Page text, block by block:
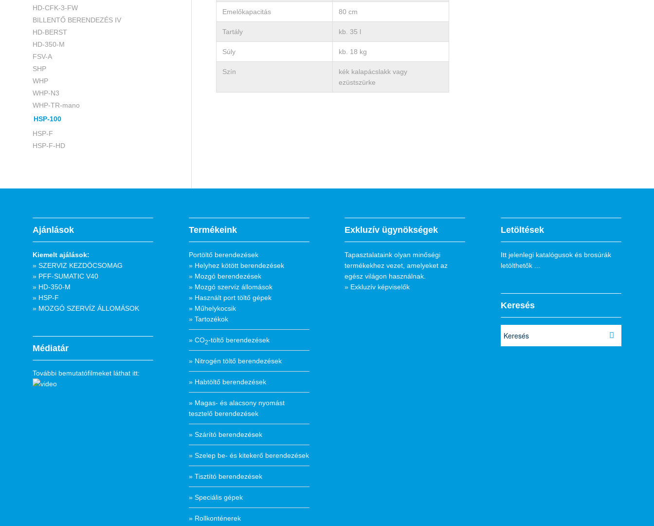
Emelőkapacitás 80 cm
Tartály kb. 35 l
Súly kb. 18 kg
Szín
kék kalapácslakk vagy
ezüstszürke
HD-CFK-3-FW
BILLENTŐ BERENDEZÉS IV
HD-BERST
HD-350-M
FSV-A
SHP
WHP
WHP-N3
WHP-TR-mano
HSP-100
HSP-F
HSP-F-HD
Ajánlások
Kiemelt ajálások:
» SZERVIZ KEZDÖCSOMAG
» PFF-SUMATIC V40
» HD-350-M
» HSP-F
» MOZGÓ SZERVÍZ ÁLLOMÁSOK
Médiatár
További bemutatófilmeket láthat itt:
Termékeink
Portöltő berendezések
» Helyhez kötött berendezések
» Mozgó berendezések
» Mozgó szervíz állomások
» Használt port töltő gépek
» Műhelykocsik
» Tartozékok
» CO2-töltő berendezések
» Nitrogén töltő berendezések
» Habtöltő berendezések
» Magas- és alacsony nyomást
tesztelő berendezések
» Szárító berendezések
» Szelep be- és kitekerő berendezések
» Tisztító berendezések
» Speciális gépek
» Rollkonténerek
Exkluzív ügynökségek
Tapasztalataink olyan minőségi
termékekhez vezet, amelyeket az
egész világon használnak.
» Exkluzív képviselők
Letöltések
Itt jelenlegi katalógusok és brosúrák
letölthetők ...
Keresés